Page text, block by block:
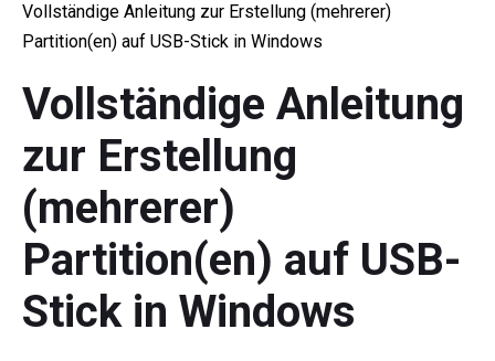
Vollständige Anleitung zur Erstellung (mehrerer)
Partition(en) auf USB-Stick in Windows
Vollständige Anleitung
zur Erstellung
(mehrerer)
Partition(en) auf USB-
Stick in Windows